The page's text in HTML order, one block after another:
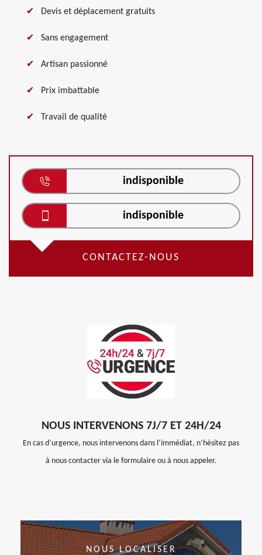
Devis et déplacement gratuits
Sans engagement
Artisan passionné
Prix imbattable
Travail de qualité
indisponible
indisponible
CONTACTEZ-NOUS
NOUS INTERVENONS 7J/7 ET 24H/24
En cas d’urgence, nous intervenons dans l’immédiat, n’hésitez pas
à nous contacter via le formulaire ou à nous appeler.
NOUS LOCALISER